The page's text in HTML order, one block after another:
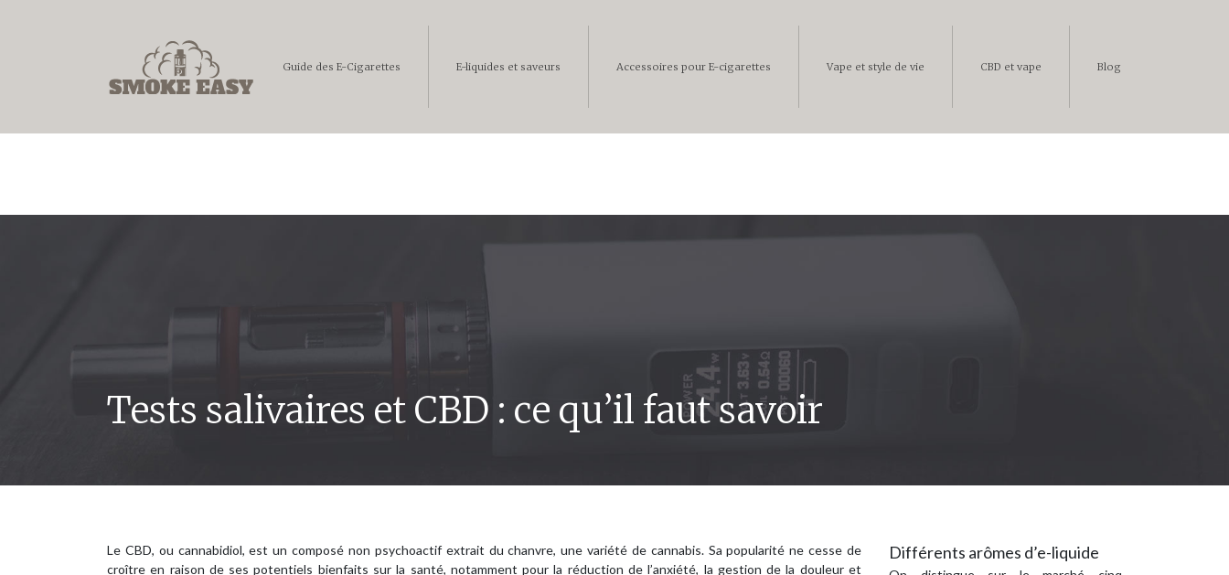
Guide des E-Cigarettes E-liquides et saveurs Accessoires pour E-cigarettes Vape et style de vie CBD et vape Blog
Tests salivaires et CBD : ce qu’il faut savoir
Le CBD, ou cannabidiol, est un composé non psychoactif extrait du chanvre, une variété de cannabis. Sa popularité ne cesse de
croître en raison de ses potentiels bienfaits sur la santé, notamment pour la réduction de l’anxiété, la gestion de la douleur et
Différents arômes d’e-liquide